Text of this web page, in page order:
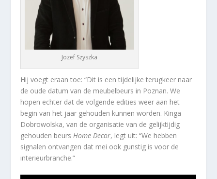
Jozef Szyszka
Hij voegt eraan toe: “Dit is een tijdelijke terugkeer naar
de oude datum van de meubelbeurs in Poznan. We
hopen echter dat de volgende edities weer aan het
begin van het jaar gehouden kunnen worden. Kinga
Dobrowolska, van de organisatie van de gelijktijdig
gehouden beursHome Decor, legt uit: “We hebben
signalen ontvangen dat mei ook gunstig is voor de
interieurbranche.”